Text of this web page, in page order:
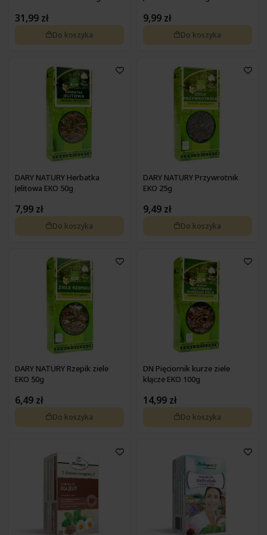
Pyłek pszczeli
Podagrycznik
Probiotyki, prebiotyki
Resweratrol
Różeniec górski
Spirulina
Suplementy złożone
Waleriana
Wierzbownica
Wiesiołek
Witaminy i minerały
Żurawina
Zdrowa żywność na wątrobę
Zdrowa żywność na wrzody
Zdrowa żywność na wzmocnienie
31,99 zł
Do koszyka
9,99 zł
Do koszyka
DARY NATURY Herbatka
Jelitowa EKO 50g
7,99 zł
Do koszyka
DARY NATURY Przywrotnik
EKO 25g
9,49 zł
Do koszyka
DARY NATURY Rzepik ziele
EKO 50g
6,49 zł
Do koszyka
DN Pięciornik kurze ziele
kłącze EKO 100g
14,99 zł
Do koszyka